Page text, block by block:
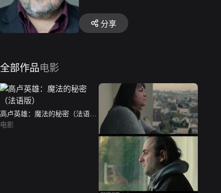
分享
全部作品电影
高卢英雄：魔法的秘密（法语
版）
电影